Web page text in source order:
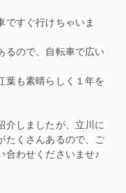
ですぐ行けちゃいま
るので、自転車で広い
葉も素晴らしく１年を
介しましたが、立川に
たくさんあるので、ご
合わせくださいませ♪